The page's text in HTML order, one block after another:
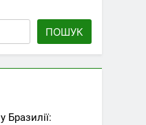
ПОШУК
Бразилії: